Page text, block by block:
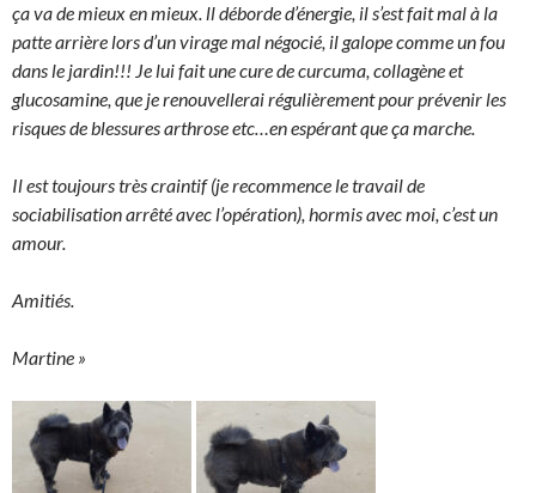
ça va de mieux en mieux. ll déborde d’énergie, il s’est fait mal à la
patte arrière lors d’un virage mal négocié, il galope comme un fou
dans le jardin!!! Je lui fait une cure de curcuma, collagène et
glucosamine, que je renouvellerai régulièrement pour prévenir les
risques de blessures arthrose etc…en espérant que ça marche.
Il est toujours très craintif (je recommence le travail de
sociabilisation arrêté avec l’opération), hormis avec moi, c’est un
amour.
Amitiés.
Martine »